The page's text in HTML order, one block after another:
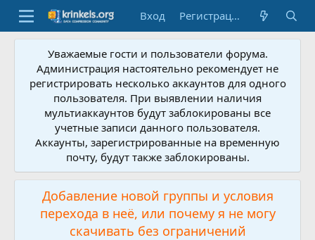
Вход Регистрация
Уважаемые гости и пользователи форума.
Администрация настоятельно рекомендует не
регистрировать несколько аккаунтов для одного
пользователя. При выявлении наличия
мультиаккаунтов будут заблокированы все
учетные записи данного пользователя.
Аккаунты, зарегистрированные на временную
почту, будут также заблокированы.
Добавление новой группы и условия
перехода в неё, или почему я не могу
скачивать без ограничений